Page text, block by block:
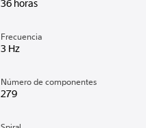
36 horas
Frecuencia
3 Hz
Número de componentes
279